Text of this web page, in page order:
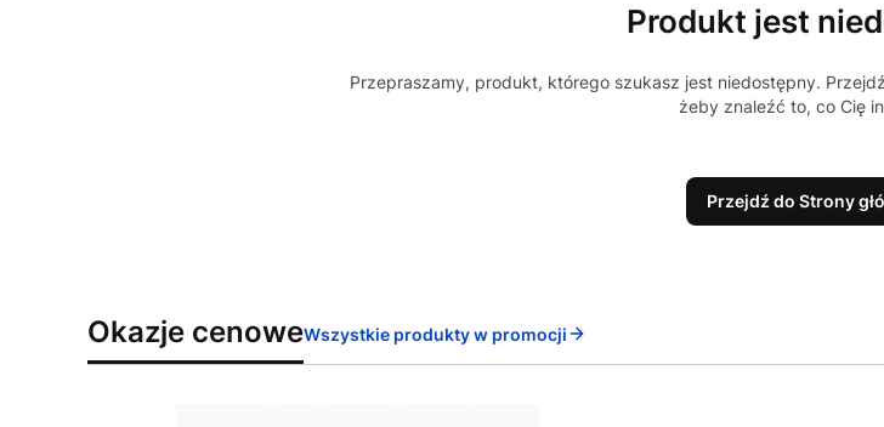
Produkt jest
Przepraszamy, produkt, którego szukasz jest niedostępny.
żeby znaleźć to, co Cię
Przejdź do Strony
Okazje cenoweWszystkie produkty w promocji